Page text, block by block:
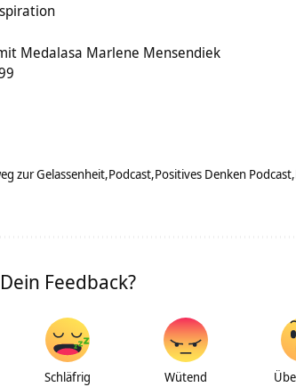
Medalasa Marlene Mensendiek
zur Gelassenheit Podcast Positives Denken Podcast
Dein Feedback?
Schläfrig Wütend